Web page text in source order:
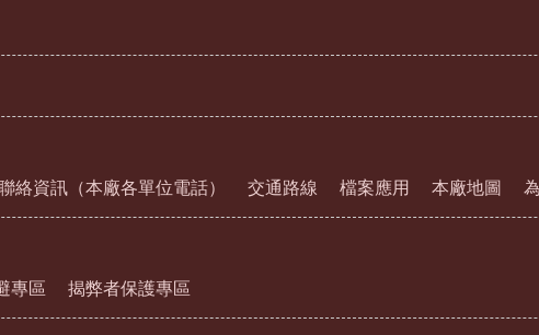
絡資訊（本廠各單位電話） 交通路線 檔案應用 本廠地圖
專區 揭弊者保護專區